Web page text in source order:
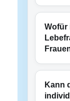
Wofür
Kann